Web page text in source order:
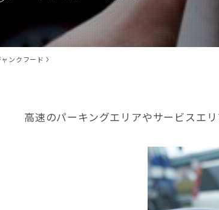
ャンクフード
高速のパーキングエリアやサービスエ